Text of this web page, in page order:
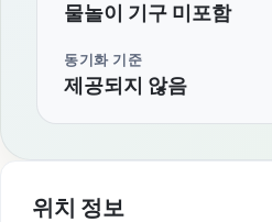
물놀이 기구 미포함
동기화 기준
제공되지 않음
위치 정보